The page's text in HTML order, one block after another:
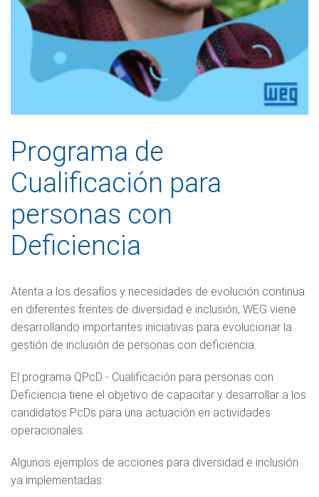
Programa de
Cualificación para
personas con
Deficiencia
Atenta a los desafíos y necesidades de evolución continua
en diferentes frentes de diversidad e inclusión, WEG viene
desarrollando importantes iniciativas para evolucionar la
gestión de inclusión de personas con deficiencia.
El programa QPcD - Cualificación para personas con
Deficiencia tiene el objetivo de capacitar y desarrollar a los
candidatos PcDs para una actuación en actividades
operacionales.
Algunos ejemplos de acciones para diversidad e inclusión
ya implementadas: